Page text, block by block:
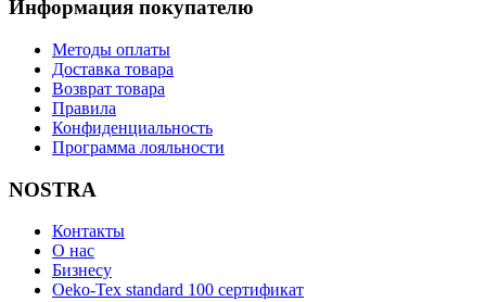
Информация покупателю
Методы оплаты
Доставка товара
Возврат товара
Правила
Конфиденциальность
Программа лояльности
NOSTRA
Контакты
О нас
Бизнесу
Oeko-Tex standard 100 сертификат